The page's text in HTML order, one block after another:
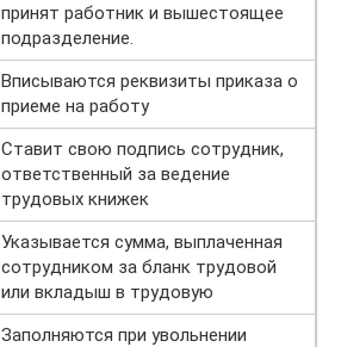
принят работник и вышестоящее
подразделение.
Вписываются реквизиты приказа о
приеме на работу
Ставит свою подпись сотрудник,
ответственный за ведение
трудовых книжек
Указывается сумма, выплаченная
сотрудником за бланк трудовой
или вкладыш в трудовую
Заполняются при увольнении